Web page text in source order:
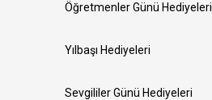
Öğretmenler Günü Hediyeleri
Yılbaşı Hediyeleri
Sevgililer Günü Hediyeleri